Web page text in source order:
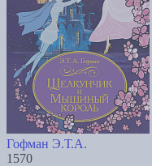
Гофман Э.Т.А.
1570